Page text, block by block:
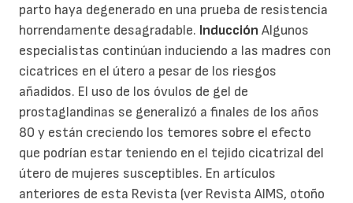
parto haya degenerado en una prueba de resistencia
horrendamente desagradable. Inducción Algunos
especialistas continúan induciendo a las madres con
cicatrices en el útero a pesar de los riesgos
añadidos. El uso de los óvulos de gel de
prostaglandinas se generalizó a finales de los años
80 y están creciendo los temores sobre el efecto
que podrían estar teniendo en el tejido cicatrizal del
útero de mujeres susceptibles. En artículos
anteriores de esta Revista (ver Revista AIMS, otoño